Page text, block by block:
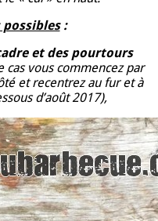
possibles:
et des pourtours
cas vous commencez par
et recentrez au fur et à
d’août 2017),